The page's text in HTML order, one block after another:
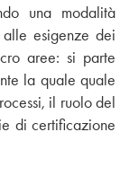
una modalità
esigenze dei
aree: si parte
la quale quale
il ruolo del
di certificazione